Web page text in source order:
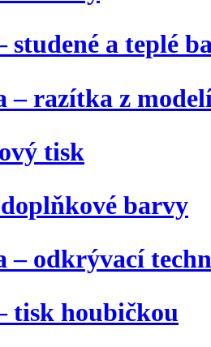
studené a teplé
– razítka z
tisk
barvy
– odkrývací
tisk houbičkou